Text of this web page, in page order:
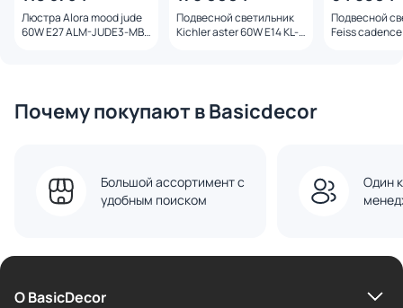
Люстра Alora mood jude
60W E27 ALM-JUDE3-MB-
Подвесной светильник
Kichler aster 60W E14 KL-
Подвесной
Feiss
Почему покупают в Basicdecor
Большой ассортимент с
удобным поиском
Один
О BasicDecor